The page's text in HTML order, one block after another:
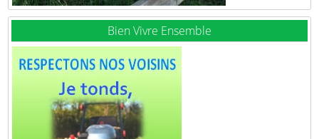
Bien Vivre Ensemble